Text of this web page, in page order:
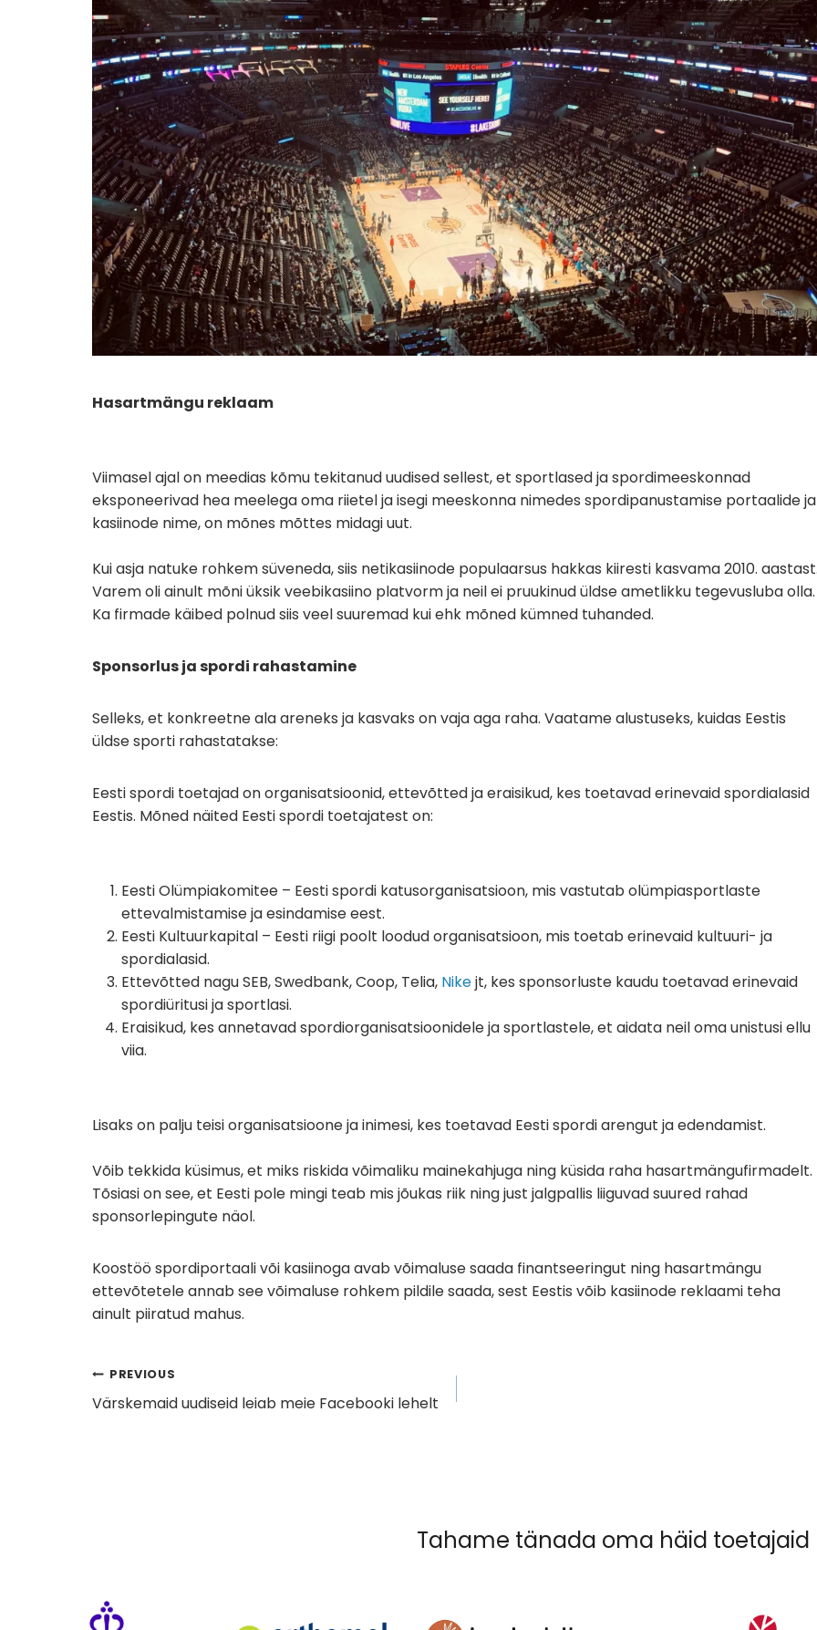
Hasartmängu reklaam
Viimasel ajal on meedias kõmu tekitanud uudised sellest, et sportlased ja spordimeeskonnad
eksponeerivad hea meelega oma riietel ja isegi meeskonna nimedes spordipanustamise portaalide ja
kasiinode nime, on mõnes mõttes midagi uut.
Kui asja natuke rohkem süveneda, siis netikasiinode populaarsus hakkas kiiresti kasvama 2010.
Varem oli ainult mõni üksik veebikasiino platvorm ja neil ei pruukinud üldse ametlikku tegevusluba olla.
Ka firmade käibed polnud siis veel suuremad kui ehk mõned kümned tuhanded.
Sponsorlus ja spordi rahastamine
Selleks, et konkreetne ala areneks ja kasvaks on vaja aga raha. Vaatame alustuseks, kuidas Eestis
üldse sporti rahastatakse:
Eesti spordi toetajad on organisatsioonid, ettevõtted ja eraisikud, kes toetavad erinevaid spordialasid
Eestis. Mõned näited Eesti spordi toetajatest on:
Eesti Olümpiakomitee – Eesti spordi katusorganisatsioon, mis vastutab olümpiasportlaste
ettevalmistamise ja esindamise eest.
Eesti Kultuurkapital – Eesti riigi poolt loodud organisatsioon, mis toetab erinevaid kultuuri- ja
spordialasid.
Ettevõtted nagu SEB, Swedbank, Coop, Telia, Nikejt, kes sponsorluste kaudu toetavad erinevaid
spordiüritusi ja sportlasi.
Eraisikud, kes annetavad spordiorganisatsioonidele ja sportlastele, et aidata neil oma unistusi ellu
viia.
Lisaks on palju teisi organisatsioone ja inimesi, kes toetavad Eesti spordi arengut ja edendamist.
Võib tekkida küsimus, et miks riskida võimaliku mainekahjuga ning küsida raha hasartmängufirmadelt.
Tõsiasi on see, et Eesti pole mingi teab mis jõukas riik ning just jalgpallis liiguvad suured rahad
sponsorlepingute näol.
Koostöö spordiportaali või kasiinoga avab võimaluse saada finantseeringut ning hasartmängu
ettevõtetele annab see võimaluse rohkem pildile saada, sest Eestis võib kasiinode reklaami teha
ainult piiratud mahus.
Navigeerimine
PREVIOUS
Värskemaid uudiseid leiab meie Facebooki lehelt
Tahame tänada oma häid toetajaid